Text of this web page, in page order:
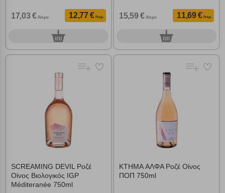
17,03 € /λίτρο 12,77 € /τεμ.
0τεμ.
15,59 € /λίτρο 11,69 € /τεμ.
0τεμ.
SCREAMING DEVIL Ροζέ
Οίνος Βιολογικός IGP
Méditeranée 750ml
KTHMA ΑΛΦΑ Ροζέ Οίνος
ΠΟΠ 750ml